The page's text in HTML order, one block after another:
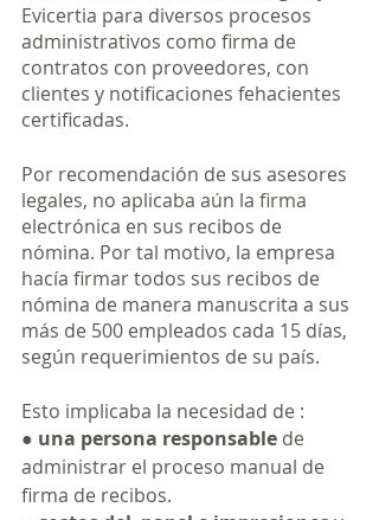
Evicertia para diversos procesos
administrativos como firma de
contratos con proveedores, con
clientes y notificaciones fehacientes
certificadas.
Por recomendación de sus asesores
legales, no aplicaba aún la firma
electrónica en sus recibos de
nómina. Por tal motivo, la empresa
hacía firmar todos sus recibos de
nómina de manera manuscrita a sus
más de 500 empleados cada 15 días,
según requerimientos de su país.
Esto implicaba la necesidad de :
● una persona responsable de
administrar el proceso manual de
firma de recibos.